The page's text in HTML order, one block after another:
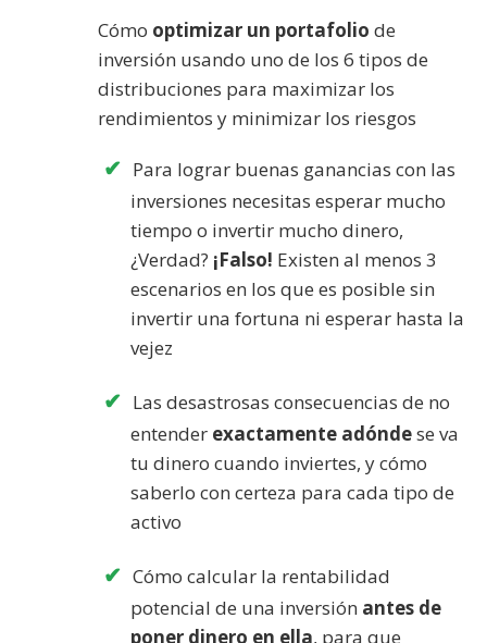
Cómo optimizar un portafolio de
inversión usando uno de los 6 tipos de
distribuciones para maximizar los
rendimientos y minimizar los riesgos
Para lograr buenas ganancias con las
inversiones necesitas esperar mucho
tiempo o invertir mucho dinero,
¿Verdad? ¡Falso! Existen al menos 3
escenarios en los que es posible sin
invertir una fortuna ni esperar hasta la
vejez
Las desastrosas consecuencias de no
entender exactamente adóndese va
tu dinero cuando inviertes, y cómo
saberlo con certeza para cada tipo de
activo
Cómo calcular la rentabilidad
potencial de una inversión antes de
poner dinero en ella, para que